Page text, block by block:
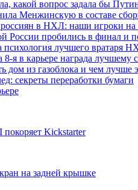
какой вопрос задала бы
Менжинскую в составе
в НХЛ: наши игроки на
России пробились в финал и
психология лучшего вратаря
8-я в карьере награда лучшему
дом из газоблока и чем лучше
секреты переработки бумаги
Kickstarter
на задней крышке